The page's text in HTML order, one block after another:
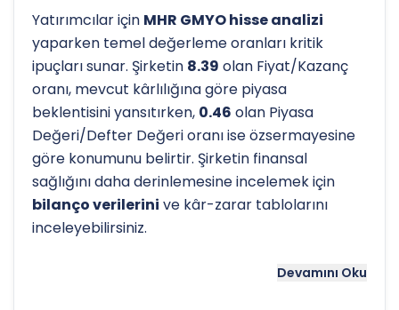
Yatırımcılar için MHR GMYO hisse analizi
yaparken temel değerleme oranları kritik
ipuçları sunar. Şirketin 8.39 olan Fiyat/Kazanç
oranı, mevcut kârlılığına göre piyasa
beklentisini yansıtırken, 0.46 olan Piyasa
Değeri/Defter Değeri oranı ise özsermayesine
göre konumunu belirtir. Şirketin finansal
sağlığını daha derinlemesine incelemek için
bilanço verilerini ve kâr-zarar tablolarını
inceleyebilirsiniz.
Hissenin uzun vadeli trendini ve potansiyelDevamını Oku